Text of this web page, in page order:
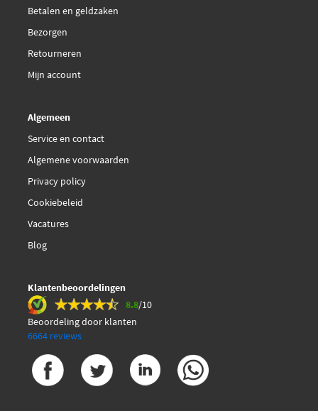
Betalen en geldzaken
Bezorgen
Retourneren
Mijn account
Algemeen
Service en contact
Algemene voorwaarden
Privacy policy
Cookiebeleid
Vacatures
Blog
Klantenbeoordelingen
8.8/10
Beoordeling door klanten
6664 reviews